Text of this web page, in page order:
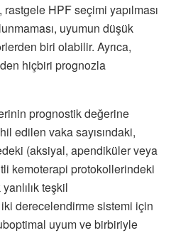
HPF seçimi yapılması
uyumun düşük
biri olabilir. Ayrıca,
hiçbiri prognozla
prognostik değerine
edilen vaka sayısındaki,
(aksiyal, apendiküler veya
kemoterapi protokollerindeki
teşkil
derecelendirme sistemi için
uyum ve birbiriyle